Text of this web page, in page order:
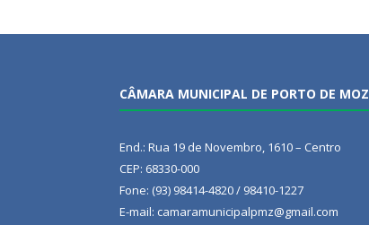
CÂMARA MUNICIPAL DE PORTO DE MOZ
End.: Rua 19 de Novembro, 1610 – Centro
CEP: 68330-000
Fone: (93) 98414-4820 / 98410-1227
E-mail: camaramunicipalpmz@gmail.com